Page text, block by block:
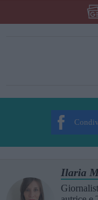
Ilaria